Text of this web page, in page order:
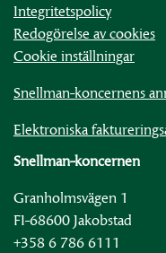
Integritetspolicy
Redogörelse av cookies
Cookie inställningar
Snellman-koncernens
Elektroniska
Snellman-koncernen
Granholmsvägen 1
FI-68600 Jakobstad
+358 6 786 6111